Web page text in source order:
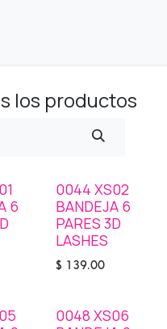
los productos
6
STOCK
0044 XS02
BANDEJA 6
PARES 3D
LASHES
$ 139.00
STOCK
0048 XS06